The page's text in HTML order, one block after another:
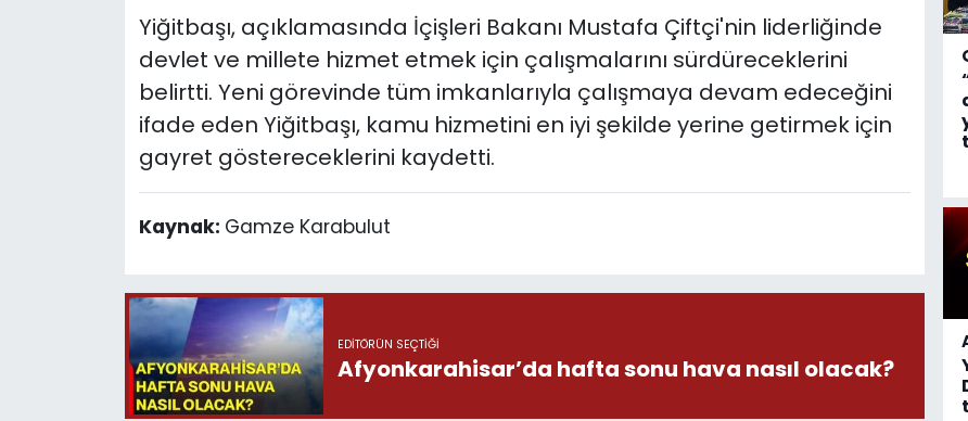
Yiğitbaşı, açıklamasında İçişleri Bakanı Mustafa Çiftçi'nin liderliğinde
devlet ve millete hizmet etmek için çalışmalarını sürdüreceklerini
belirtti. Yeni görevinde tüm imkanlarıyla çalışmaya devam edeceğini
ifade eden Yiğitbaşı, kamu hizmetini en iyi şekilde yerine getirmek için
gayret göstereceklerini kaydetti.
Kaynak: Gamze Karabulut
EDITÖRÜN SEÇTIĞI
Afyonkarahisar’da hafta sonu hava nasıl olacak?